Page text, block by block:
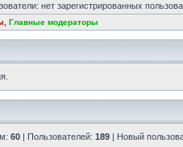
нет зарегистрированных
Главные модераторы
60 | Пользователей: 189 | Новый